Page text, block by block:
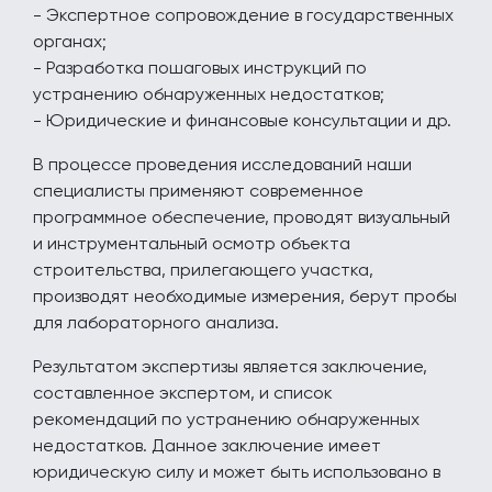
- Экспертное сопровождение в государственных
органах;
- Разработка пошаговых инструкций по
устранению обнаруженных недостатков;
- Юридические и финансовые консультации и др.
В процессе проведения исследований наши
специалисты применяют современное
программное обеспечение, проводят визуальный
и инструментальный осмотр объекта
строительства, прилегающего участка,
производят необходимые измерения, берут пробы
для лабораторного анализа.
Результатом экспертизы является заключение,
составленное экспертом, и список
рекомендаций по устранению обнаруженных
недостатков. Данное заключение имеет
юридическую силу и может быть использовано в